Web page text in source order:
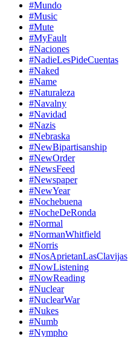
#Mundo
#Music
#Mute
#MyFault
#Naciones
#NadieLesPideCuentas
#Naked
#Name
#Naturaleza
#Navalny
#Navidad
#Nazis
#Nebraska
#NewBipartisanship
#NewOrder
#NewsFeed
#Newspaper
#NewYear
#Nochebuena
#NocheDeRonda
#Normal
#NormanWhitfield
#Norris
#NosAprietanLasClavijas
#NowListening
#NowReading
#Nuclear
#NuclearWar
#Nukes
#Numb
#Nympho